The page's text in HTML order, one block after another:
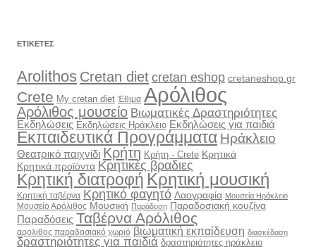
ΕΤΙΚΈΤΕΣ
Arolithos Cretan dietcretan eshop cretaneshop.gr
Crete My cretan diet Έθιμα Αρόλιθος
Αρόλιθος μουσείο Βιωματικές Δραστηριότητες
Εκδηλώσεις Εκδηλώσεις Ηράκλειο Εκδηλώσεις για παιδιά
Εκπαιδευτικά Προγράμματα Ηράκλειο
Θεατρικό παιχνίδι Κρήτη Κρήτη - Crete Κρητικά
Κρητικά προϊόντα Κρητικές βραδιες
Κρητική διατροφή Κρητική μουσική
Κρητική ταβέρνα Κρητικό φαγητό Λαογραφία Μουσεία Ηράκλειο
Μουσείο Αρόλιθος Μουσική Παράδοση Παραδοσιακή κουζίνα
Παραδόσεις Ταβέρνα Αρόλιθος
αρολιθος παραδοσιακό χωριό βιωματική εκπαίδευση διασκέδαση
δραστηριότητες για παιδιά δραστηριότητες ηράκλειο